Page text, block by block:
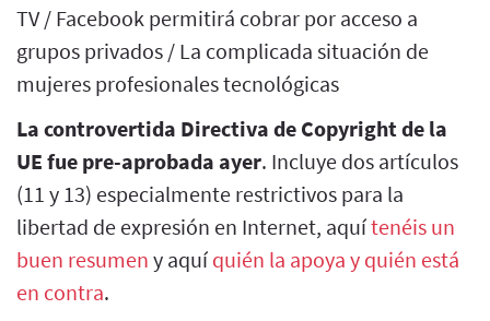
TV / Facebook permitirá cobrar por acceso a
grupos privados / La complicada situación de
mujeres profesionales tecnológicas
La controvertida Directiva de Copyright de la
UE fue pre-aprobada ayer. Incluye dos artículos
(11 y 13) especialmente restrictivos para la
libertad de expresión en Internet, aquítenéis un
buen resumen y aquí quién la apoya y quién está
en contra.